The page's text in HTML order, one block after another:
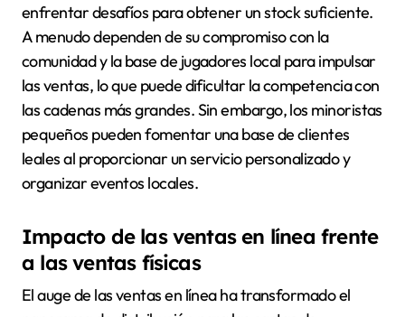
enfrentar desafíos para obtener un stock suficiente.
A menudo dependen de su compromiso con la
comunidad y la base de jugadores local para impulsar
las ventas, lo que puede dificultar la competencia con
las cadenas más grandes. Sin embargo, los minoristas
pequeños pueden fomentar una base de clientes
leales al proporcionar un servicio personalizado y
organizar eventos locales.
Impacto de las ventas en línea frente
a las ventas físicas
El auge de las ventas en línea ha transformado el